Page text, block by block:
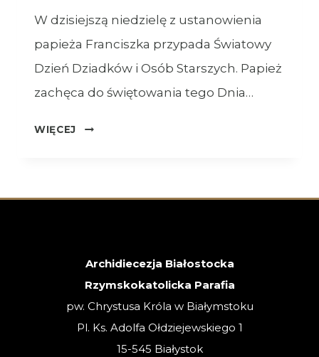
W dzisiejszą niedzielę z ustanowienia
papieża Franciszka przypada Światowy
Dzień Dziadków i Osób Starszych. Papież
zachęca do świętowania tego Dnia…
WIĘCEJ
OGŁOSZENIA
XVII
Archidiecezja Białostocka
Rzymskokatolicka Parafia
pw. Chrystusa Króla w Białymstoku
Pl. Ks. Adolfa Ołdziejewskiego 1
15-545 Białystok